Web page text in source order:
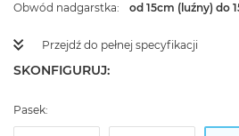
Obwód nadgarstka
od 15cm (luźny) do
Przejdź do pełnej specyfikacji
SKONFIGURUJ:
Pasek: